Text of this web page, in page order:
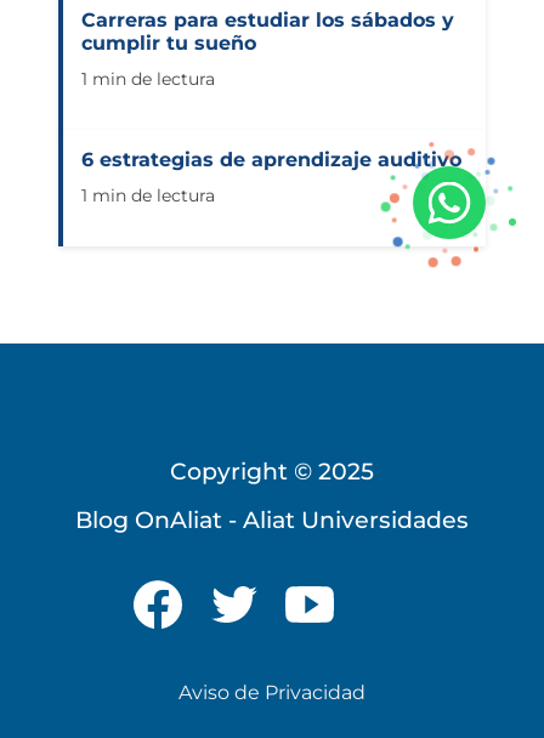
Carreras para estudiar los sábados y
cumplir tu sueño
1 min de lectura
6 estrategias de aprendizaje auditivo
1 min de lectura
Copyright © 2025
Blog OnAliat - Aliat Universidades
Aviso de Privacidad
Universidad Virtual
Te brindamos información